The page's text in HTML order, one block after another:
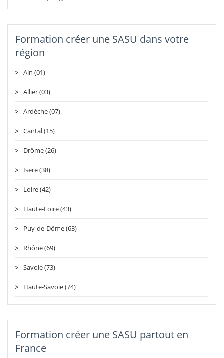
Formation créer une SASU dans votre
région
Ain (01)
Allier (03)
Ardèche (07)
Cantal (15)
Drôme (26)
Isere (38)
Loire (42)
Haute-Loire (43)
Puy-de-Dôme (63)
Rhône (69)
Savoie (73)
Haute-Savoie (74)
Formation créer une SASU partout en
France